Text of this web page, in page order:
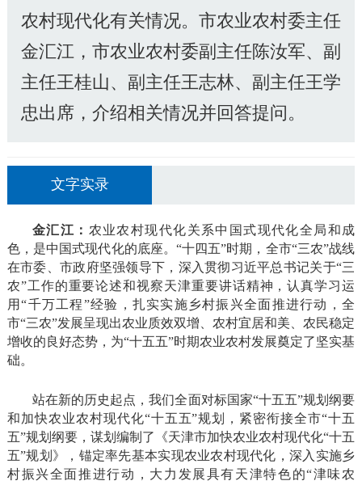
农村现代化有关情况。市农业农村委主任
金汇江，市农业农村委副主任陈汝军、副
主任王桂山、副主任王志林、副主任王学
忠出席，介绍相关情况并回答提问。
文字实录
金汇江： 农业农村现代化关系中国式现代化全局和成
色，是中国式现代化的底座。“十四五”时期，全市“三农”战线
在市委、市政府坚强领导下，深入贯彻习近平总书记关于“三
农”工作的重要论述和视察天津重要讲话精神，认真学习运
用“千万工程”经验，扎实实施乡村振兴全面推进行动，全
市“三农”发展呈现出农业质效双增、农村宜居和美、农民稳定
增收的良好态势，为“十五五”时期农业农村发展奠定了坚实基
础。
站在新的历史起点，我们全面对标国家“十五五”规划纲要
和加快农业农村现代化“十五五”规划，紧密衔接全市“十五
五”规划纲要，谋划编制了《天津市加快农业农村现代化“十五
五”规划》，锚定率先基本实现农业农村现代化，深入实施乡
村振兴全面推进行动，大力发展具有天津特色的“津味农